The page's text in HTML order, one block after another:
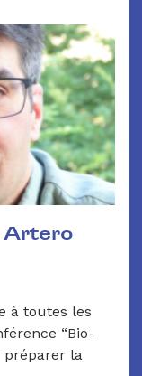
Artero
à toutes les
“Bio-
préparer la